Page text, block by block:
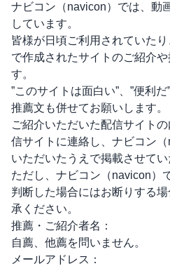
ナビコン（navicon） では、動
しています。
皆様が日頃ご利用されていた
で作成されたサイトのご紹介
す。
”このサイトは面白い”、”便利
推薦文も併せてお願いします。
ご紹介いただいた配信サイト
信サイトに連絡し、 ナビコン（
いただいたうえで掲載させてい
ただし、 ナビコン（navicon）
判断した場合にはお断りする
承ください。
推薦・ご紹介者名：
自薦、他薦を問いません。
メールアドレス：